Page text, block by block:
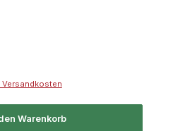
Versandkosten
Warenkorb